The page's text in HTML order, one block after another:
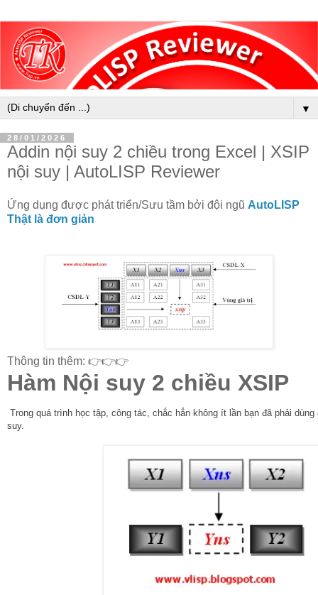
▼
28/01/2026
Addin nội suy 2 chiều trong Excel | XSIP
nội suy | AutoLISP Reviewer
Ứng dụng được phát triển/Sưu tầm bởi đội ngũ AutoLISP
Thật là đơn giản
Thông tin thêm: 👉👉👉
Hàm Nội suy 2 chiều XSIP
Trong quá trình học tập, công tác, chắc hẳn không ít lần bạn đã phải
suy.